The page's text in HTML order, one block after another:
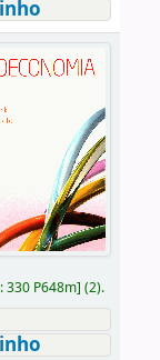
330 P648m] (2).